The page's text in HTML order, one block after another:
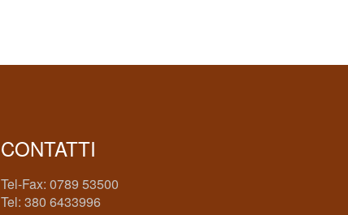
CONTATTI
Tel-Fax: 0789 53500
Tel: 380 6433996